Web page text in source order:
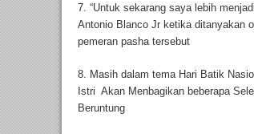
7. “Untuk sekarang saya lebih
Antonio Blanco Jr ketika ditanyakan
pemeran pasha tersebut
8. Masih dalam tema Hari Batik
Istri Akan Menbagikan beberapa
Beruntung